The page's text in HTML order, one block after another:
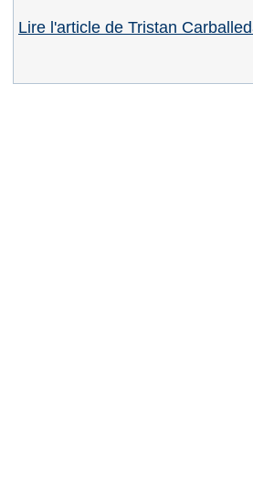
Lire l'article de Tristan